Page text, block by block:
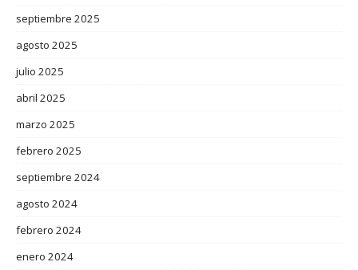
septiembre 2025
agosto 2025
julio 2025
abril 2025
marzo 2025
febrero 2025
septiembre 2024
agosto 2024
febrero 2024
enero 2024